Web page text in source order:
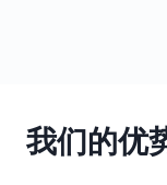
我们的优